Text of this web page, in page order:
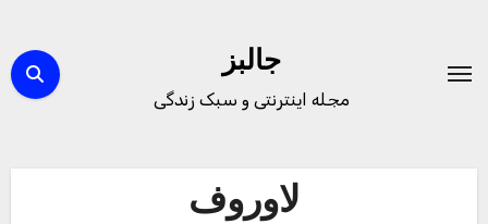
content
جالبز
مجله اینترنتی و سبک زندگی
لاوروف